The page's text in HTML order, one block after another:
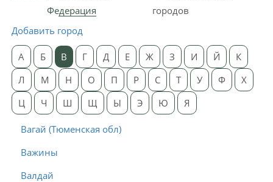
Федерация
городов
Добавить город
А Б В Г Д Е Ж З И Й
К
Л
М Н О П Р С Т У Ф
Х
Ц
Ч Ш Щ Ы Э Ю Я
Вагай (Тюменская обл)
Важины
Валдай